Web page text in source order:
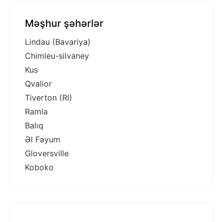
Məşhur şəhərlər
Lindau (Bavariya)
Chimleu-silvaney
Kus
Qvalior
Tiverton (RI)
Ramla
Balıq
Əl Fayum
Gloversville
Koboko